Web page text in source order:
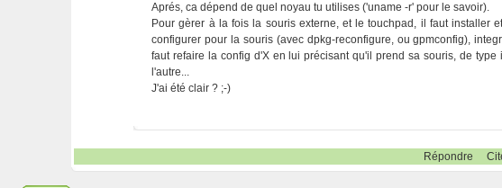
Aprés, ca dépend de quel noyau tu utilises ('uname -r' pour le savoir).
Pour gèrer à la fois la souris externe, et le touchpad, il faut installer
configurer pour la souris (avec dpkg-reconfigure, ou gpmconfig),
faut refaire la config d'X en lui précisant qu'il prend sa souris, de
l'autre...
J'ai été clair ? ;-)
Répondre